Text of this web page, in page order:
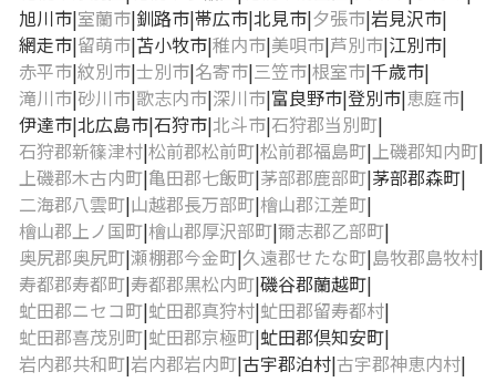
旭川市 室蘭市 釧路市 帯広市 北見市 夕張市 岩見沢市
網走市 留萌市 苫小牧市 稚内市 美唄市 芦別市 江別市
赤平市 紋別市 士別市 名寄市 三笠市 根室市 千歳市
滝川市 砂川市 歌志内市 深川市 富良野市 登別市 恵庭市
伊達市 北広島市 石狩市 北斗市 石狩郡当別町
石狩郡新篠津村 松前郡松前町 松前郡福島町 上磯郡知内町
上磯郡木古内町 亀田郡七飯町 茅部郡鹿部町 茅部郡森町
二海郡八雲町 山越郡長万部町 檜山郡江差町
檜山郡上ノ国町 檜山郡厚沢部町 爾志郡乙部町
奥尻郡奥尻町 瀬棚郡今金町 久遠郡せたな町 島牧郡島牧村
寿都郡寿都町 寿都郡黒松内町 磯谷郡蘭越町
虻田郡ニセコ町 虻田郡真狩村 虻田郡留寿都村
虻田郡喜茂別町 虻田郡京極町 虻田郡倶知安町
岩内郡共和町 岩内郡岩内町 古宇郡泊村 古宇郡神恵内村